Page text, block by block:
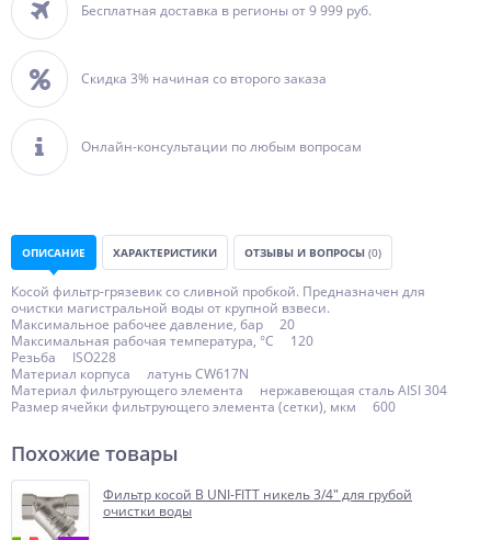
Бесплатная доставка в регионы от 9 999 руб.
Скидка 3% начиная со второго заказа
Онлайн-консультации по любым вопросам
ОПИСАНИЕ ХАРАКТЕРИСТИКИ ОТЗЫВЫ И ВОПРОСЫ (0)
Косой фильтр-грязевик со сливной пробкой. Предназначен для
очистки магистральной воды от крупной взвеси.
Максимальное рабочее давление, бар 20
Максимальная рабочая температура, °С 120
Резьба ISO228
Материал корпуса латунь CW617N
Материал фильтрующего элемента нержавеющая сталь AISI 304
Размер ячейки фильтрующего элемента (сетки), мкм 600
Похожие товары
Фильтр косой В UNI-FITT никель 3/4" для грубой
очистки воды